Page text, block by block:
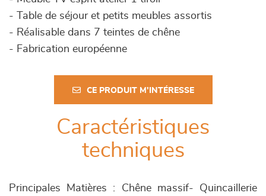
- Table de séjour et petits meubles assortis
- Réalisable dans 7 teintes de chêne
- Fabrication européenne
CE PRODUIT M'INTÉRESSE
Caractéristiques
techniques
Principales Matières : Chêne massif- Quincaillerie